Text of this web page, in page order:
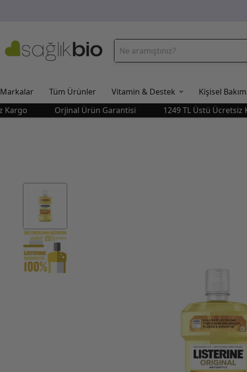
Markalar Tüm Ürünler Vitamin & Destek Kişisel Bakım
Orjinal Ürün Garantisi 1249 TL Üstü Ücretsiz Kargo